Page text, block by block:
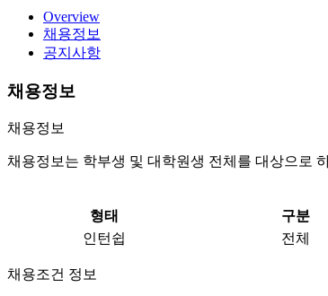
Overview
채용정보
공지사항
채용정보
채용정보
채용정보는 학부생 및 대학원생 전체를 대상으로
형태
구분
인턴쉽
전체
채용조건 정보